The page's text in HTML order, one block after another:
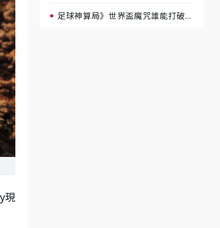
現
足球神算局》世界盃魔咒誰能打破？